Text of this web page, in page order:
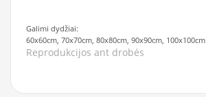
Galimi dydžiai:
60x60cm, 70x70cm, 80x80cm, 90x90cm, 100x100cm
Reprodukcijos ant drobės